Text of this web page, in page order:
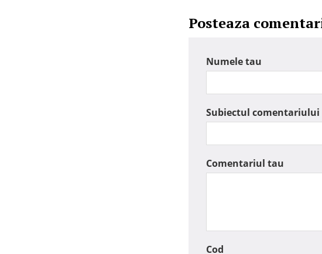
Posteaza
Numele tau
Subiectul comentariului
Comentariul tau
Cod